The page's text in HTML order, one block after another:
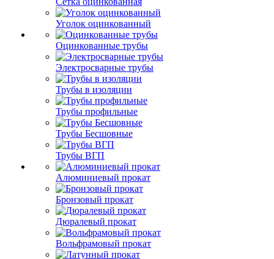
Уголок оцинкованный
Оцинкованные трубы
Электросварные трубы
Трубы в изоляции
Трубы профильные
Трубы Бесшовные
Трубы ВГП
Алюминиевый прокат
Бронзовый прокат
Дюралевый прокат
Вольфрамовый прокат